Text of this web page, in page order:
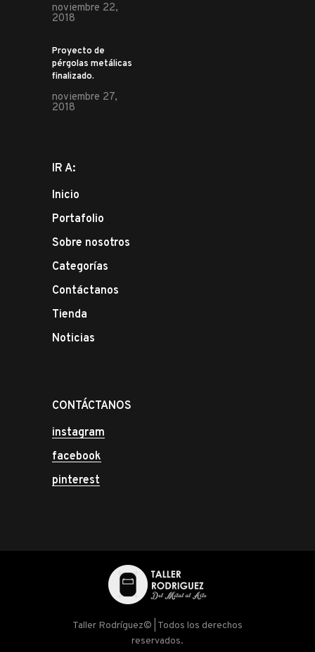
noviembre 22,
2018
noviembre 27,
2018
Proyecto de
pérgolas metálicas
finalizado.
IR A:
Inicio
Portafolio
Sobre nosotros
Categorías
Contáctanos
Tienda
Noticias
CONTÁCTANOS
instagram
facebook
pinterest
Taller Rodríguez© | Todos los derechos
reservados.